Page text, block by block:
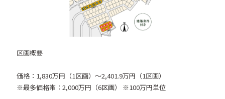
区画概要
価格：1,830万円（1区画）～2,401.9万円（1区画）
※最多価格帯：2,000万円（6区画） ※100万円単位